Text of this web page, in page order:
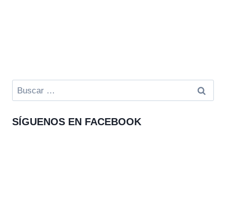
Buscar:
SÍGUENOS EN FACEBOOK